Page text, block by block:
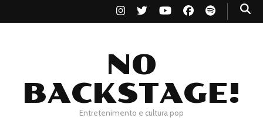
NO
BACKSTAGE!
Entretenimento e cultura pop